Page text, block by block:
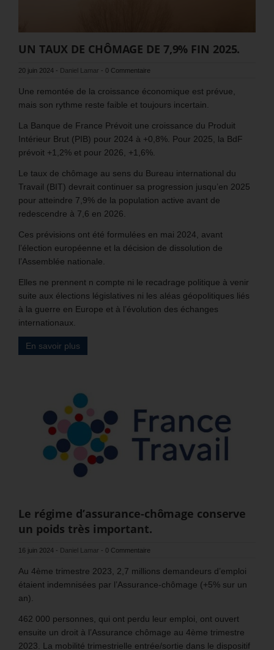
UN TAUX DE CHÔMAGE DE 7,9% FIN 2025.
20 juin 2024 - Daniel Lamar - 0 Commentaire
Une remontée de la croissance économique est prévue,
mais son rythme reste faible et toujours incertain.
La Banque de France Prévoit une croissance du Produit
Intérieur Brut (PIB) pour 2024 à +0,8%. Pour 2025, la BdF
prévoit +1,2% et pour 2026, +1,6%.
Le taux de chômage au sens du Bureau international du
Travail (BIT) devrait continuer sa progression jusqu’en 2025
pour atteindre 7,9% de la population active avant de
redescendre à 7,6 en 2026.
Ces prévisions ont été formulées en mai 2024, avant
l’élection européenne et la décision de dissolution de
l’Assemblée nationale.
Elles ne prennent n compte ni le recadrage politique à venir
suite aux élections législatives ni les aléas géopolitiques liés
à la guerre en Europe et à l’évolution des échanges
internationaux.
En savoir plus
Le régime d’assurance-chômage conserve
un poids très important.
16 juin 2024 - Daniel Lamar - 0 Commentaire
Au 4ème trimestre 2023, 2,7 millions demandeurs d’emploi
étaient indemnisées par l’Assurance-chômage (+5% sur un
an).
462 000 personnes, qui ont perdu leur emploi, ont ouvert
ensuite un droit à l’Assurance chômage au 4ème trimestre
2023. La mobilité trimestrielle entrée/sortie dans le dispositif